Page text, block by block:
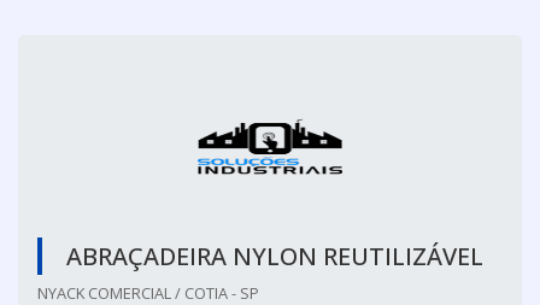
ABRAÇADEIRA NYLON REUTILIZÁVEL
NYACK COMERCIAL / COTIA - SP